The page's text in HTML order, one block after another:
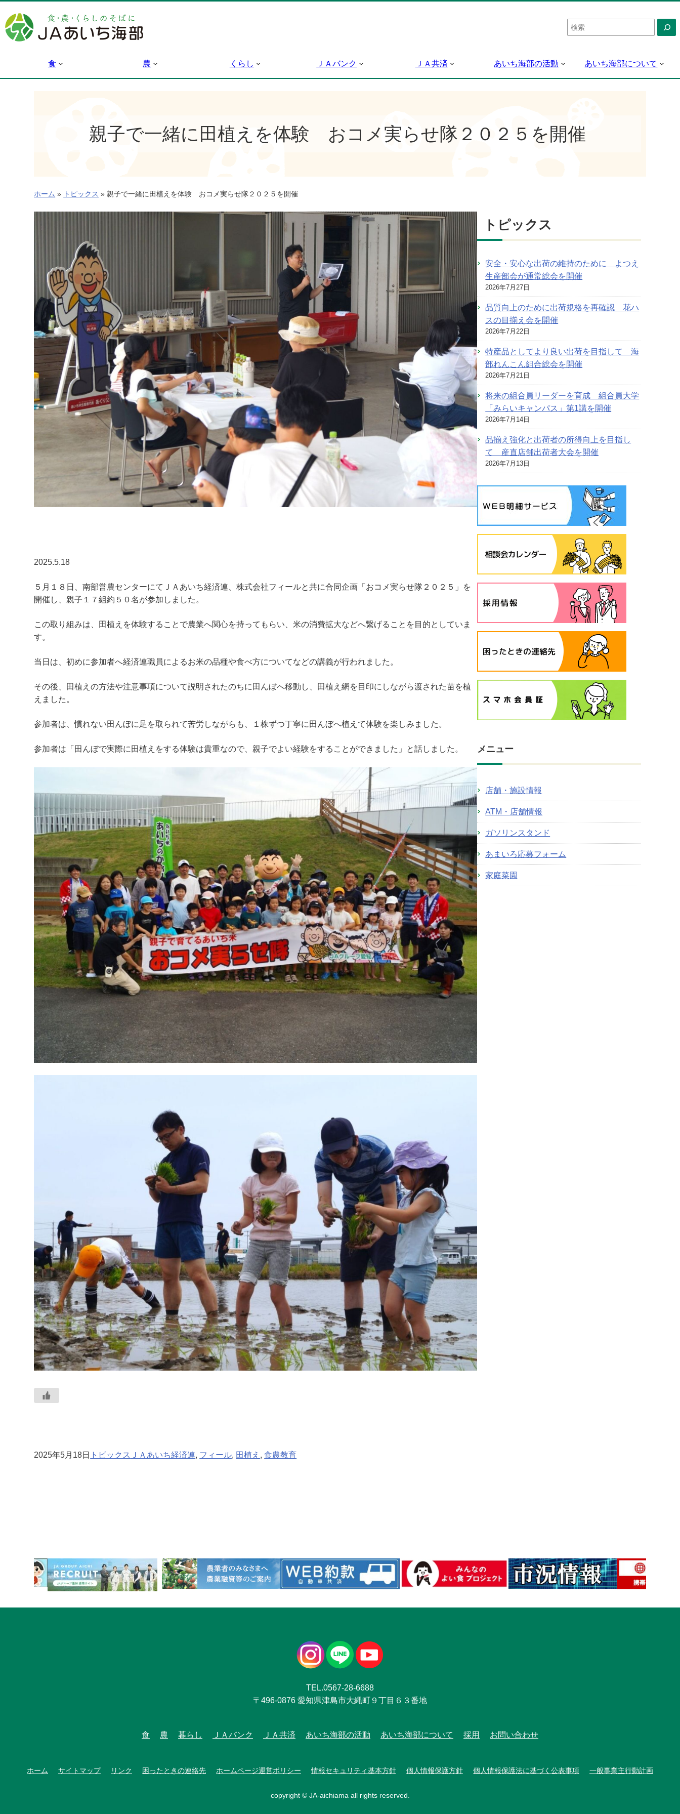
容
を
検
索
食 農 くらし ＪＡバンク ＪＡ共済 あいち海部の活動 あいち海部について
親子で一緒に田植えを体験 おコメ実らせ隊２０２５を開催
ホーム » トピックス » 親子で一緒に田植えを体験 おコメ実らせ隊２０２５を開催
2025.5.18
５月１８日、南部営農センターにてＪＡあいち経済連、株式会社フィールと共に合同企画「おコメ実らせ隊２０２５」を
開催し、親子１７組約５０名が参加しました。
この取り組みは、田植えを体験することで農業へ関心を持ってもらい、米の消費拡大などへ繋げることを目的としていま
す。
当日は、初めに参加者へ経済連職員によるお米の品種や食べ方についてなどの講義が行われました。
その後、田植えの方法や注意事項について説明されたのちに田んぼへ移動し、田植え網を目印にしながら渡された苗を植
えました。
参加者は、慣れない田んぼに足を取られて苦労しながらも、１株ずつ丁寧に田んぼへ植えて体験を楽しみました。
参加者は「田んぼで実際に田植えをする体験は貴重なので、親子でよい経験をすることができました」と話しました。
2025年5月18日 トピックス ＪＡあいち経済連, フィール, 田植え , 食農教育
トピックス
安全・安心な出荷の維持のために よつえ
生産部会が通常総会を開催
2026年7月27日
品質向上のために出荷規格を再確認 花ハ
スの目揃え会を開催
2026年7月22日
特産品としてより良い出荷を目指して 海
部れんこん組合総会を開催
2026年7月21日
将来の組合員リーダーを育成 組合員大学
「みらいキャンパス」第1講を開催
2026年7月14日
品揃え強化と出荷者の所得向上を目指し
て 産直店舗出荷者大会を開催
2026年7月13日
メニュー
店舗・施設情報
ATM・店舗情報
ガソリンスタンド
あまいろ応募フォーム
家庭菜園
1
TEL.0567-28-6688
〒496-0876 愛知県津島市大縄町９丁目６３番地
食 農 暮らし ＪＡバンク ＪＡ共済 あいち海部の活動 あいち海部について 採用 お問い合わせ
ホーム サイトマップ リンク 困ったときの連絡先 ホームページ運営ポリシー 情報セキュリティ基本方針 個人情報保護方針 個人情報保護法に基づく公表事項 一般事業主行動計画
copyright © JA-aichiama all rights reserved.